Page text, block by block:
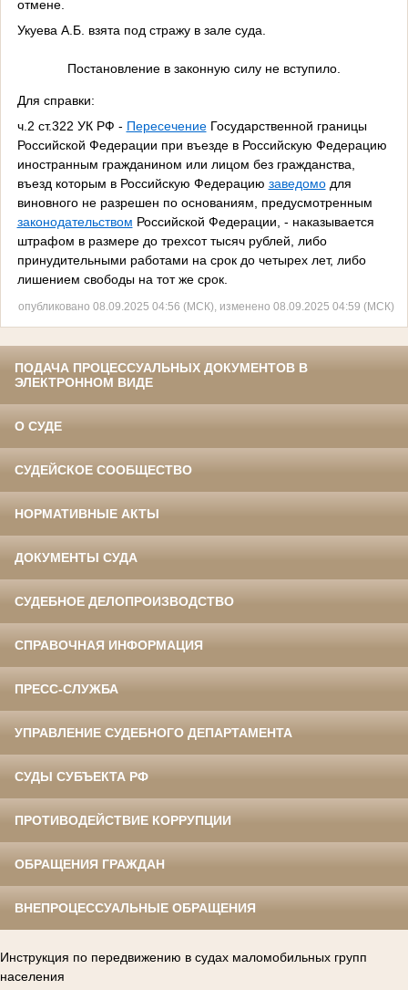
отмене.
Укуева А.Б. взята под стражу в зале суда.
Постановление в законную силу не вступило.
Для справки:
ч.2 ст.322 УК РФ - ПересечениеГосударственной границы
Российской Федерации при въезде в Российскую Федерацию
иностранным гражданином или лицом без гражданства,
въезд которым в Российскую Федерацию заведомодля
виновного не разрешен по основаниям, предусмотренным
законодательством Российской Федерации, - наказывается
штрафом в размере до трехсот тысяч рублей, либо
принудительными работами на срок до четырех лет, либо
лишением свободы на тот же срок.
опубликовано 08.09.2025 04:56 (МСК), изменено 08.09.2025 04:59 (МСК)
ПОДАЧА ПРОЦЕССУАЛЬНЫХ ДОКУМЕНТОВ В
ЭЛЕКТРОННОМ ВИДЕ
О СУДЕ
СУДЕЙСКОЕ СООБЩЕСТВО
НОРМАТИВНЫЕ АКТЫ
ДОКУМЕНТЫ СУДА
СУДЕБНОЕ ДЕЛОПРОИЗВОДСТВО
СПРАВОЧНАЯ ИНФОРМАЦИЯ
ПРЕСС-СЛУЖБА
УПРАВЛЕНИЕ СУДЕБНОГО ДЕПАРТАМЕНТА
СУДЫ СУБЪЕКТА РФ
ПРОТИВОДЕЙСТВИЕ КОРРУПЦИИ
ОБРАЩЕНИЯ ГРАЖДАН
ВНЕПРОЦЕССУАЛЬНЫЕ ОБРАЩЕНИЯ
Инструкция по передвижению в судах маломобильных групп
населения